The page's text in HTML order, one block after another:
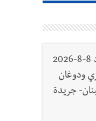
وفاة الحاجة وداد علي الحاج داوود 8-8-2026
ودوغان
جريدة